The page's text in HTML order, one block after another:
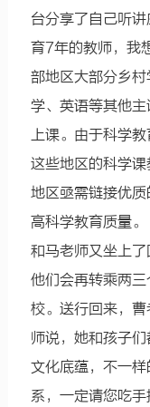
台分享了自己听
育7年的教师，我
部地区大部分乡
学、英语等其他
上课。由于科学
这些地区的科学
地区亟需链接优
高科学教育质量
和马老师又坐上了
他们会再转乘两
校。送行回来，
师说，她和孩子
文化底蕴，不一
系，一定请您吃